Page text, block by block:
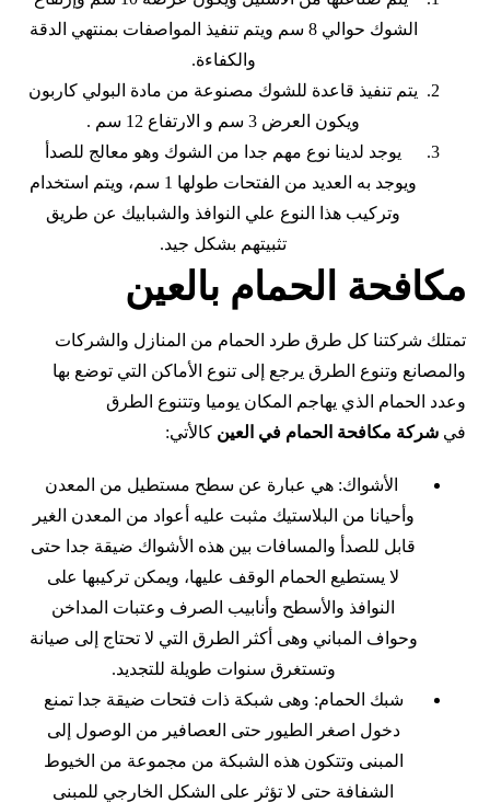
الشوك حوالي 8 سم ويتم تنفيذ المواصفات بمنتهي الدقة
والكفاءة.
يتم تنفيذ قاعدة للشوك مصنوعة من مادة البولي كاربون
ويكون العرض 3 سم و الارتفاع 12 سم .
يوجد لدينا نوع مهم جدا من الشوك وهو معالج للصدأ
ويوجد به العديد من الفتحات طولها 1 سم، ويتم استخدام
وتركيب هذا النوع علي النوافذ والشبابيك عن طريق
تثبيتهم بشكل جيد.
مكافحة الحمام بالعين
تمتلك شركتنا كل طرق طرد الحمام من المنازل والشركات
والمصانع وتنوع الطرق يرجع إلى تنوع الأماكن التي توضع بها
وعدد الحمام الذي يهاجم المكان يوميا وتتنوع الطرق
فيشركة مكافحة الحمام في العينكالأتي:
الأشواك: هي عبارة عن سطح مستطيل من المعدن
وأحيانا من البلاستيك مثبت عليه أعواد من المعدن الغير
قابل للصدأ والمسافات بين هذه الأشواك ضيقة جدا حتى
لا يستطيع الحمام الوقف عليها، ويمكن تركيبها على
النوافذ والأسطح وأنابيب الصرف وعتبات المداخن
وحواف المباني وهى أكثر الطرق التي لا تحتاج إلى صيانة
وتستغرق سنوات طويلة للتجديد.
شبك الحمام: وهى شبكة ذات فتحات ضيقة جدا تمنع
دخول اصغر الطيور حتى العصافير من الوصول إلى
المبنى وتتكون هذه الشبكة من مجموعة من الخيوط
الشفافة حتى لا تؤثر على الشكل الخارجي للمبنى